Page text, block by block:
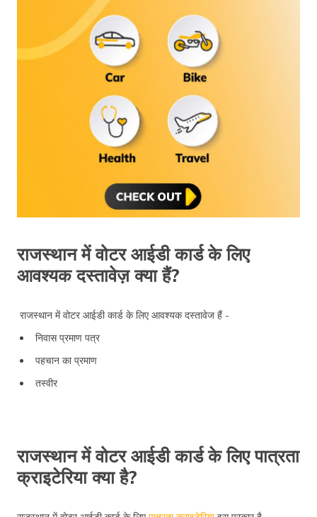
राजस्थान में वोटर आईडी कार्ड के लिए
आवश्यक दस्तावेज़ क्या हैं?
राजस्थान में वोटर आईडी कार्ड के लिए आवश्यक दस्तावेज हैं -
निवास प्रमाण पत्र
पहचान का प्रमाण
तस्वीर
राजस्थान में वोटर आईडी कार्ड के लिए पात्रता
क्राइटेरिया क्या है?